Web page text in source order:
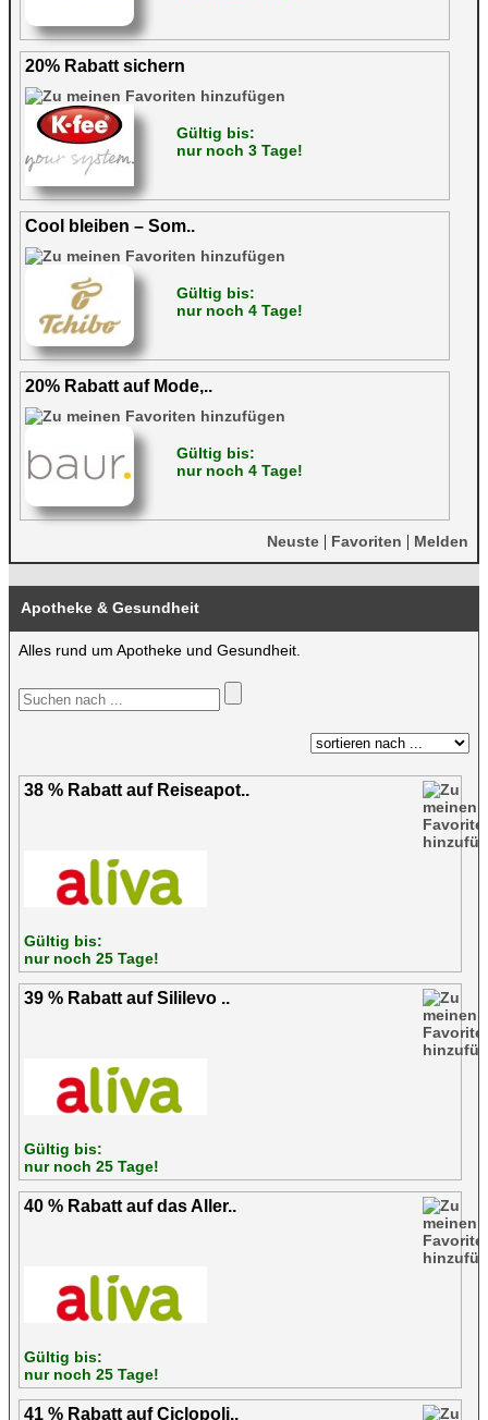
20% Rabatt sichern
Gültig bis:
nur noch 3 Tage!
Cool bleiben – Som..
Gültig bis:
nur noch 4 Tage!
20% Rabatt auf Mode,..
Gültig bis:
nur noch 4 Tage!
Neuste | Favoriten | Melden
Apotheke & Gesundheit
Alles rund um Apotheke und Gesundheit.
38 % Rabatt auf Reiseapot..
Gültig bis:
nur noch 25 Tage!
39 % Rabatt auf Sililevo ..
Gültig bis:
nur noch 25 Tage!
40 % Rabatt auf das Aller..
Gültig bis:
nur noch 25 Tage!
41 % Rabatt auf Ciclopoli..